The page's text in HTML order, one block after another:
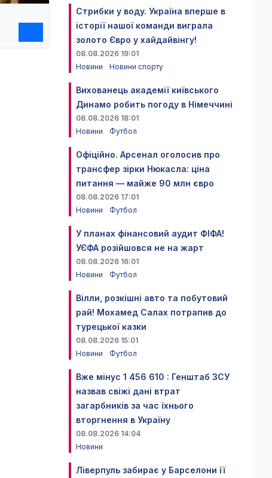
Стрибки у воду. Україна вперше в
історії нашої команди виграла
золото Євро у хайдайвінгу!
08.08.2026 19:01
Новини
Новини спорту
Вихованець академії київського
Динамо робить погоду в Німеччині
08.08.2026 18:01
Новини
Футбол
Офіційно. Арсенал оголосив про
трансфер зірки Нюкасла: ціна
питання — майже 90 млн євро
08.08.2026 17:01
Новини
Футбол
У планах фінансовий аудит ФІФА!
УЄФА розійшовся не на жарт
08.08.2026 16:01
Новини
Футбол
Вілли, розкішні авто та побутовий
рай! Мохамед Салах потрапив до
турецької казки
08.08.2026 15:01
Новини
Футбол
Вже мінус 1 456 610 : Генштаб ЗСУ
назвав свіжі дані втрат
загарбників за час їхнього
вторгнення в Україну
08.08.2026 14:04
Новини
Ліверпуль забирає у Барселони її